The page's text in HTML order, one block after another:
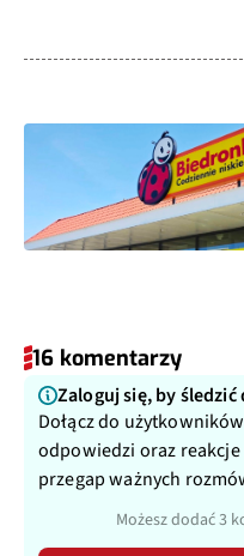
16 komentarzy
Zaloguj się, by śledzić
Dołącz do
odpowiedzi oraz
przegap ważnych
Możesz dodać 3